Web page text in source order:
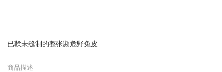
已鞣未缝制的整张濒危野兔皮
商品描述